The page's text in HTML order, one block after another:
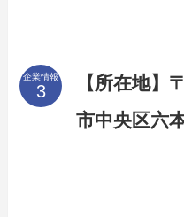
企業情報
【所在地】
市中央区六